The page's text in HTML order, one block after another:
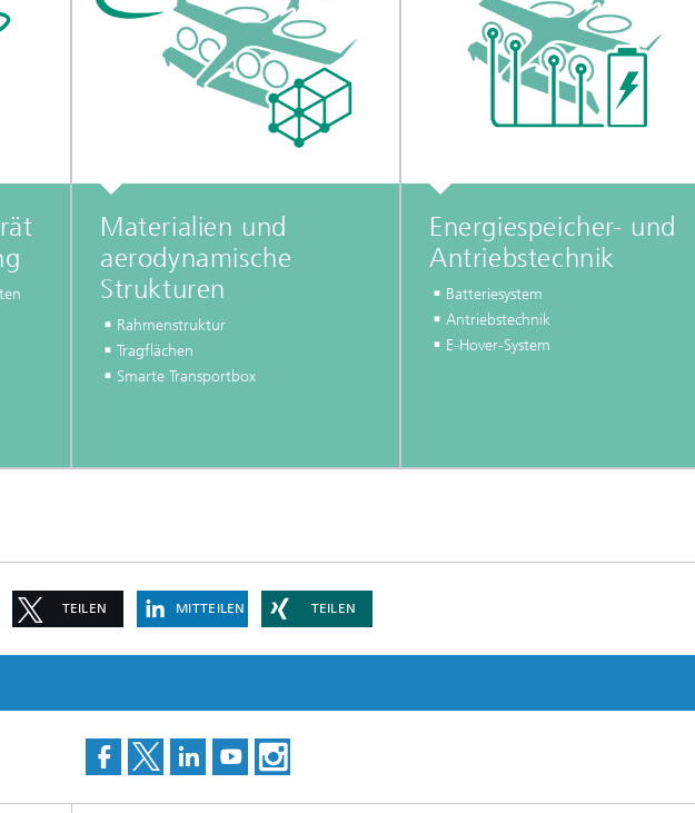
Materialien und
aerodynamische
Strukturen
Rahmenstruktur
Tragflächen
Smarte Transportbox
Energiespeicher- und
Antriebstechnik
Batteriesystem
Antriebstechnik
E-Hover-System
TEILEN MITTEILEN TEILEN